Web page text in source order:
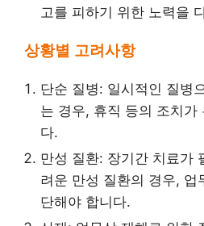
고를 피하기 위한 노력을
상황별 고려사항
단순 질병: 일시적인 질병
는 경우, 휴직 등의 조치가
다.
만성 질환: 장기간 치료가
려운 만성 질환의 경우, 업
단해야 합니다.